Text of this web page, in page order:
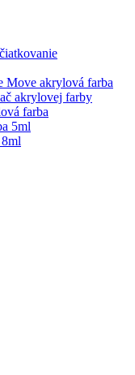
Move akrylová farba
akrylovej farby
farba
5ml